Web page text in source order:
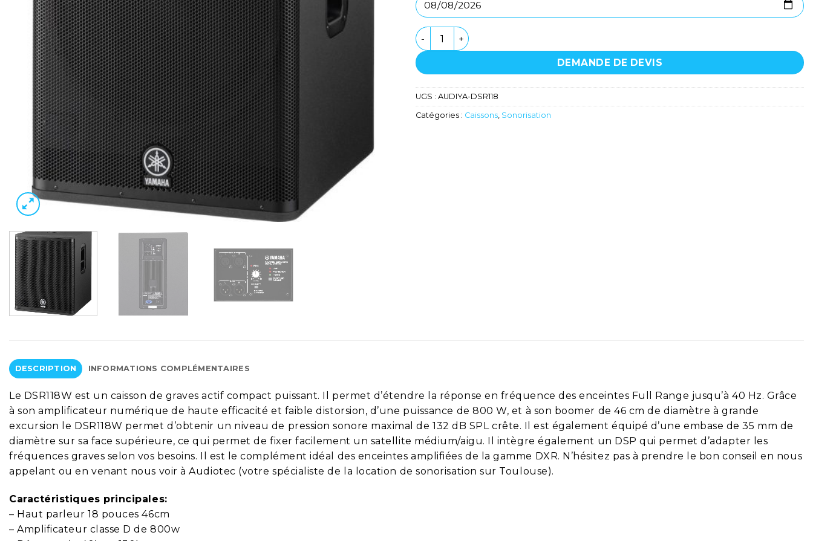
quantité de Caisson de grave amplifiée - Yamaha - DSR118W
DEMANDE DE DEVIS
UGS : AUDIYA-DSR118
Catégories : Caissons, Sonorisation
DESCRIPTION INFORMATIONS COMPLÉMENTAIRES
Le DSR118W est un caisson de graves actif compact puissant. Il permet d’étendre la réponse en fréquence des enceintes Full Range jusqu’à 40 Hz. Grâce
à son amplificateur numérique de haute efficacité et faible distorsion, d’une puissance de 800 W, et à son boomer de 46 cm de diamètre à grande
excursion le DSR118W permet d’obtenir un niveau de pression sonore maximal de 132 dB SPL crête. Il est également équipé d’une embase de 35 mm de
diamètre sur sa face supérieure, ce qui permet de fixer facilement un satellite médium/aigu. Il intègre également un DSP qui permet d’adapter les
fréquences graves selon vos besoins. Il est le complément idéal des enceintes amplifiées de la gamme DXR. N’hésitez pas à prendre le bon conseil en nous
appelant ou en venant nous voir à Audiotec (votre spécialiste de la location de sonorisation sur Toulouse).
Caractéristiques principales:
– Haut parleur 18 pouces 46cm
– Amplificateur classe D de 800w